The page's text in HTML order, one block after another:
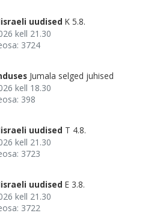
uudised K 5.8.
kell 21.30
3724
Jumala selged juhised
kell 18.30
398
uudised T 4.8.
kell 21.30
3723
uudised E 3.8.
kell 21.30
3722